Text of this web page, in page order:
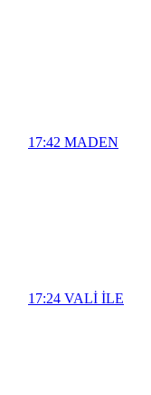
17:42 MADEN
17:24 VALİ İLE